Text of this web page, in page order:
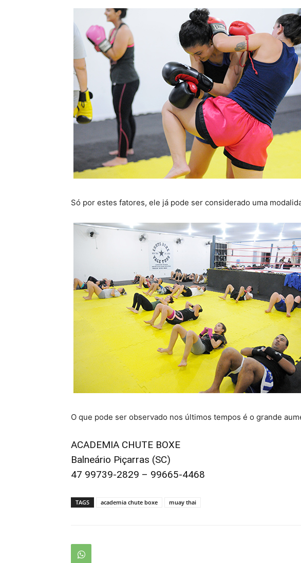
Só por estes fatores, ele já pode ser considerado uma
O que pode ser observado nos últimos tempos é o grande
ACADEMIA CHUTE BOXE
Balneário Piçarras (SC)
47 99739-2829 – 99665-4468
TAGS academia chute boxe muay thai